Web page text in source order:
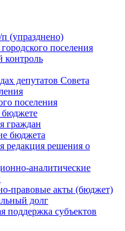
(упразднено)
поселения
депутатов Совета
поселения
граждан
бюджета
редакция решения о
аналитические
правовые акты (бюджет)
долг
поддержка субъектов